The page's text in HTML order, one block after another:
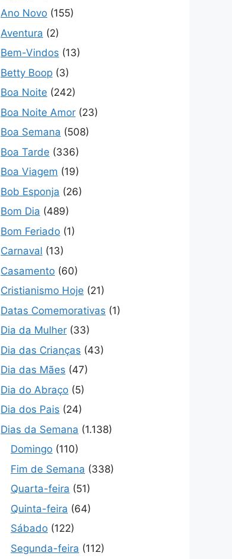
Ano Novo (155)
Aventura (2)
Bem-Vindos (13)
Betty Boop (3)
Boa Noite (242)
Boa Noite Amor (23)
Boa Semana (508)
Boa Tarde (336)
Boa Viagem (19)
Bob Esponja (26)
Bom Dia (489)
Bom Feriado (1)
Carnaval (13)
Casamento (60)
Cristianismo Hoje (21)
Datas Comemorativas (1)
Dia da Mulher (33)
Dia das Crianças (43)
Dia das Mães (47)
Dia do Abraço (5)
Dia dos Pais (24)
Dias da Semana (1.138)
Domingo (110)
Fim de Semana (338)
Quarta-feira (51)
Quinta-feira (64)
Sábado (122)
Segunda-feira (112)